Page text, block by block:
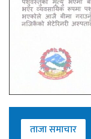
ताजा समाचार